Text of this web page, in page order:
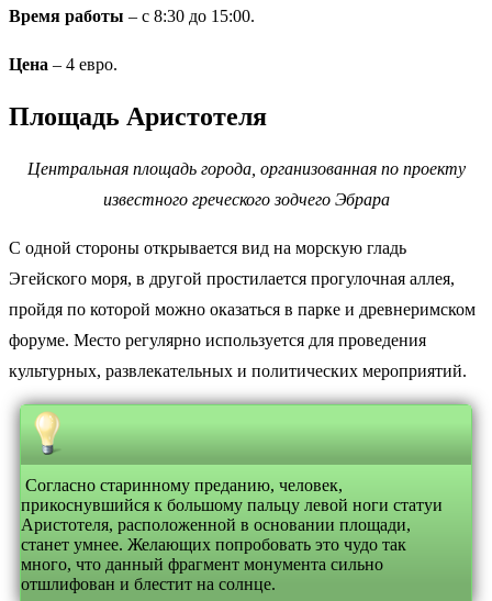
Время работы – с 8:30 до 15:00.
Цена – 4 евро.
Площадь Аристотеля
Центральная площадь города, организованная по проекту
известного греческого зодчего Эбрара
С одной стороны открывается вид на морскую гладь
Эгейского моря, в другой простилается прогулочная аллея,
пройдя по которой можно оказаться в парке и древнеримском
форуме. Место регулярно используется для проведения
культурных, развлекательных и политических мероприятий.
Согласно старинному преданию, человек,
прикоснувшийся к большому пальцу левой ноги статуи
Аристотеля, расположенной в основании площади,
станет умнее. Желающих попробовать это чудо так
много, что данный фрагмент монумента сильно
отшлифован и блестит на солнце.